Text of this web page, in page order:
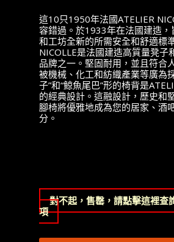
這10只1950年法國ATELIER
容錯過。於1933年在法國建造，
和工坊全新的所需安全和舒適標
NICOLLE是法國建造高質量凳子
品牌之一。堅固耐用，並且符合
被機械、化工和紡織產業等廣為
子”和“鯨魚尾巴”形的椅背是
的經典設計。這融設計，歷史和
腳椅將優雅地成為您的居家、酒
分。
對不起，售罄，請點擊這裡查
項